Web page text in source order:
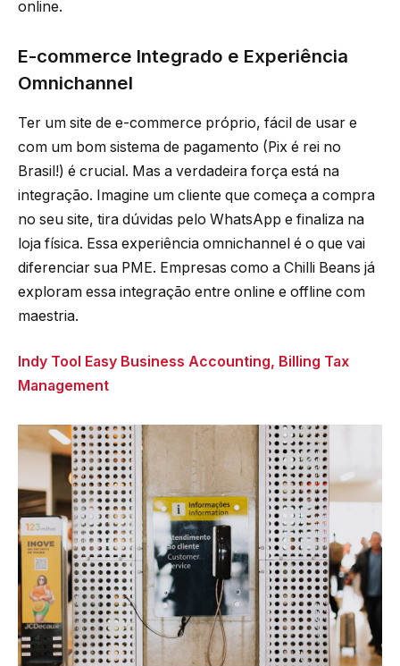
online.
E-commerce Integrado e Experiência
Omnichannel
Ter um site de e-commerce próprio, fácil de usar e
com um bom sistema de pagamento (Pix é rei no
Brasil!) é crucial. Mas a verdadeira força está na
integração. Imagine um cliente que começa a compra
no seu site, tira dúvidas pelo WhatsApp e finaliza na
loja física. Essa experiência omnichannel é o que vai
diferenciar sua PME. Empresas como a Chilli Beans já
exploram essa integração entre online e offline com
maestria.
Indy Tool Easy Business Accounting, Billing Tax
Management